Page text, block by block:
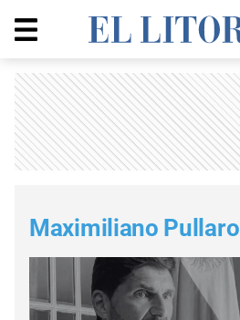
Maximiliano Pullaro